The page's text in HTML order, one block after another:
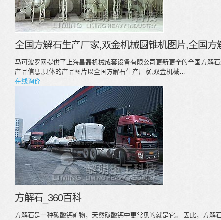
全国方解石生产厂家,双金机械圆锥机图片,全国
马可波罗网提供了上海昌磊机械成套设备有限公司更新更全的全国方解
产品信息,具体的产品图片以全国方解石生产厂家,双金机械…
在线询价
方解石_360百科
方解石是一种碳酸钙矿物，天然碳酸钙中更常见的就是它。 因此，方解